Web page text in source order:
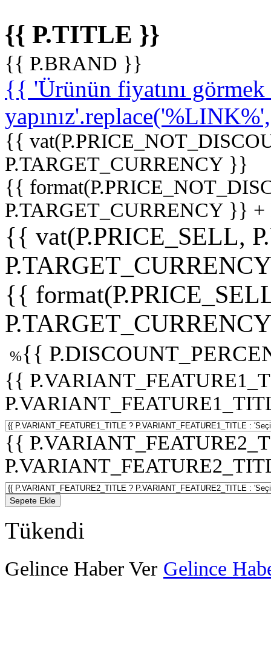
{{ P.TITLE }}
{{ P.BRAND }}
{{ 'Ürünün fiyatını
{{
P.TARGET_CURRENCY }}
{{
P.TARGET_CURRENCY }}
{{ vat(P.PRICE_SELL,
{{
%{{
{{
{{
Sepete Ekle
Tükendi
Gelince Haber Ver Gelince